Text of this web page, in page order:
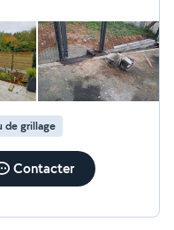
de grillage
Contacter